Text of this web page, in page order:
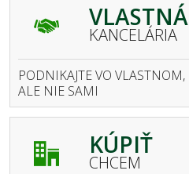
VLASTNÁ
KANCELÁRIA
PODNIKAJTE VO VLASTNOM,
ALE NIE SAMI
KÚPIŤ
CHCEM